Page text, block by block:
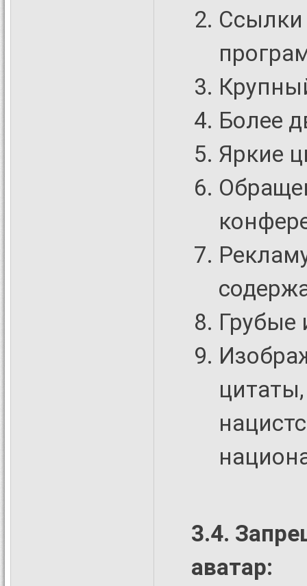
Ссылки
Более
Яркие
Грубые
3.4.
аватар: